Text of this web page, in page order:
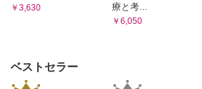
￥3,630
療と考...
￥6,050
ベストセラー